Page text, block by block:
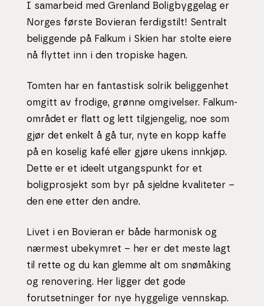
I samarbeid med Grenland Boligbyggelag er
Norges første Bovieran ferdigstilt! Sentralt
beliggende på Falkum i Skien har stolte eiere
nå flyttet inn i den tropiske hagen.
Tomten har en fantastisk solrik beliggenhet
omgitt av frodige, grønne omgivelser. Falkum-
området er flatt og lett tilgjengelig, noe som
gjør det enkelt å gå tur, nyte en kopp kaffe
på en koselig kafé eller gjøre ukens innkjøp.
Dette er et ideelt utgangspunkt for et
boligprosjekt som byr på sjeldne kvaliteter –
den ene etter den andre.
Livet i en Bovieran er både harmonisk og
nærmest ubekymret – her er det meste lagt
til rette og du kan glemme alt om snømåking
og renovering. Her ligger det gode
forutsetninger for nye hyggelige vennskap.